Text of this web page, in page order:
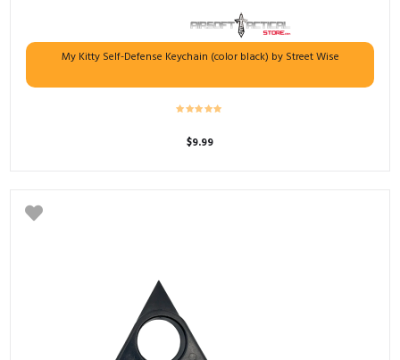
My Kitty Self-Defense Keychain (color black) by Street Wise
$9.99